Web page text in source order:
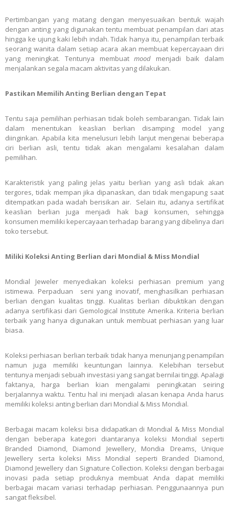
Pertimbangan yang matang dengan menyesuaikan bentuk wajah
dengan anting yang digunakan tentu membuat penampilan dari atas
hingga ke ujung kaki lebih indah. Tidak hanya itu, penampilan terbaik
seorang wanita dalam setiap acara akan membuat kepercayaan diri
yang meningkat. Tentunya membuatmood menjadi baik dalam
menjalankan segala macam aktivitas yang dilakukan.
Pastikan Memilih Anting Berlian dengan Tepat
Tentu saja pemilihan perhiasan tidak boleh sembarangan. Tidak lain
dalam menentukan keaslian berlian disamping model yang
diinginkan. Apabila kita menelusuri lebih lanjut mengenai beberapa
ciri berlian asli, tentu tidak akan mengalami kesalahan dalam
pemilihan.
Karakteristik yang paling jelas yaitu berlian yang asli tidak akan
tergores, tidak mempan jika dipanaskan, dan tidak mengapung saat
ditempatkan pada wadah berisikan air. Selain itu, adanya sertifikat
keaslian berlian juga menjadi hak bagi konsumen, sehingga
konsumen memiliki kepercayaan terhadap barang yang dibelinya dari
toko tersebut.
Miliki Koleksi Anting Berlian dari Mondial & Miss Mondial
Mondial Jeweler menyediakan koleksi perhiasan premium yang
istimewa. Perpaduan seni yang inovatif, menghasilkan perhiasan
berlian dengan kualitas tinggi. Kualitas berlian dibuktikan dengan
adanya sertifikasi dari Gemological Institute Amerika. Kriteria berlian
terbaik yang hanya digunakan untuk membuat perhiasan yang luar
biasa.
Koleksi perhiasan berlian terbaik tidak hanya menunjang penampilan
namun juga memiliki keuntungan lainnya. Kelebihan tersebut
tentunya menjadi sebuah investasi yang sangat bernilai tinggi. Apalagi
faktanya, harga berlian kian mengalami peningkatan seiring
berjalannya waktu. Tentu hal ini menjadi alasan kenapa Anda harus
memiliki koleksi anting berlian dari Mondial & Miss Mondial.
Berbagai macam koleksi bisa didapatkan di Mondial & Miss Mondial
dengan beberapa kategori diantaranya koleksi Mondial seperti
Branded Diamond, Diamond Jewellery, Mondia Dreams, Unique
Jewellery serta koleksi Miss Mondial seperti Branded Diamond,
Diamond Jewellery dan Signature Collection. Koleksi dengan berbagai
inovasi pada setiap produknya membuat Anda dapat memiliki
berbagai macam variasi terhadap perhiasan. Penggunaannya pun
sangat fleksibel.